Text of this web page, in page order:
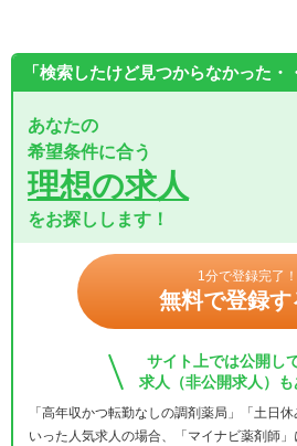
「検索したけど見つからなかった・
あなたの
希望条件に合う
理想の求人
をお探しします！
1分で登録完了！
無料で登録す
サイト上では公開し
求人（非公開求人）
「高年収かつ転勤なしの調剤薬局」「土日
いった人気求人の場合、「マイナビ薬剤師